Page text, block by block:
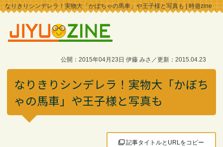
なりきりシンデレラ！実物大「かぼちゃの馬車」や王子様と写真も | 時遊zine
公開：2015年04月23日 伊藤 みさ／更新：2015.04.23
なりきりシンデレラ！実物大「かぼち
ゃの馬車」や王子様と写真も
記事タイトルとURLをコピー